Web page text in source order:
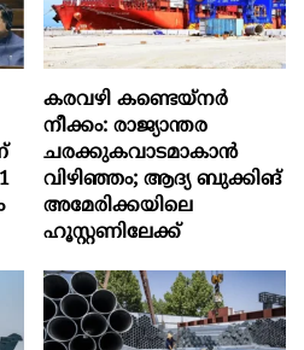
കരവഴി കണ്ടെയ്നർ
നീക്കം: രാജ്യാന്തര
ചരക്കുകവാടമാകാൻ
വിഴിഞ്ഞം; ആദ്യ ബുക്കിങ്
അമേരിക്കയിലെ
ഹൂസ്റ്റണിലേക്ക്